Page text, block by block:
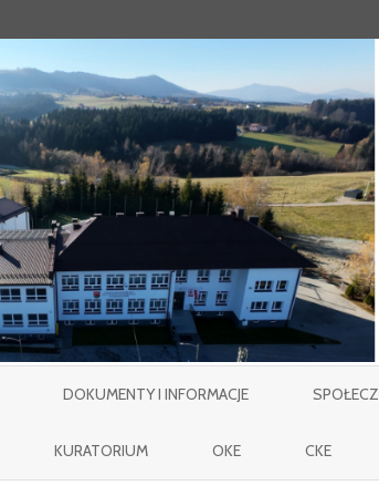
DOKUMENTY I INFORMACJE
KURATORIUM OKE CKE